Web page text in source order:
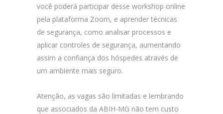
você poderá participar desse workshop online
pela plataforma Zoom, e aprender técnicas
de segurança, como analisar processos e
aplicar controles de segurança, aumentando
assim a confiança dos hóspedes através de
um ambiente mais seguro.
Atenção, as vagas são limitadas e lembrando
que associados da ABIH-MG não tem custo